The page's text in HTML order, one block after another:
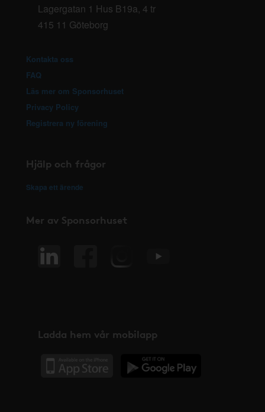
Lagergatan 1 Hus B19a, 4 tr
415 11 Göteborg
Kontakta oss
FAQ
Läs mer om Sponsorhuset
Privacy Policy
Registrera ny förening
Hjälp och frågor
Skapa ett ärende
Mer av Sponsorhuset
Ladda hem vår mobilapp